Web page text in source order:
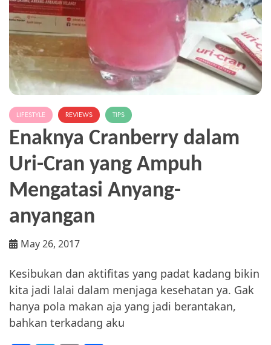
LIFESTYLE REVIEWS TIPS
Enaknya Cranberry dalam
Uri-Cran yang Ampuh
Mengatasi Anyang-
anyangan
May 26, 2017
Kesibukan dan aktifitas yang padat kadang bikin
kita jadi lalai dalam menjaga kesehatan ya. Gak
hanya pola makan aja yang jadi berantakan,
bahkan terkadang aku